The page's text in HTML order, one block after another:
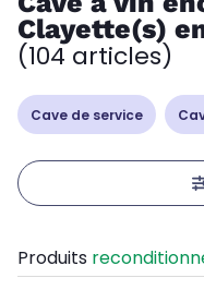
Clayette(s)
(104 articles)
Cave de service
Produits